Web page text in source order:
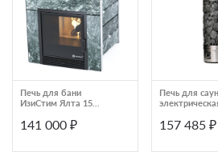
Печь для бани
ИзиСтим Ялта 15
141 000 ₽
Печь для
IKI Pillar 600
157 485 ₽